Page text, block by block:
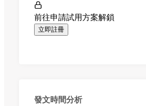
前往申請試用方案解鎖
立即註冊
發文時間分析